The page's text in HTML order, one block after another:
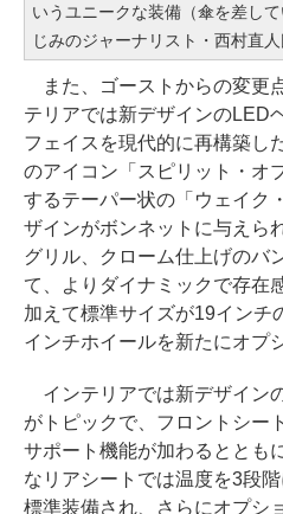
いうユニークな装備（傘を差し
じみのジャーナリスト・西村直人
また、ゴーストからの変更
テリアでは新デザインのLED
フェイスを現代的に再構築し
のアイコン「スピリット・オ
するテーパー状の「ウェイク
ザインがボンネットに与えら
グリル、クローム仕上げのバ
て、よりダイナミックで存在
加えて標準サイズが19インチ
インチホイールを新たにオプ
インテリアでは新デザイン
がトピックで、フロントシー
サポート機能が加わるととも
なリアシートでは温度を3段
標準装備され、さらにオプシ